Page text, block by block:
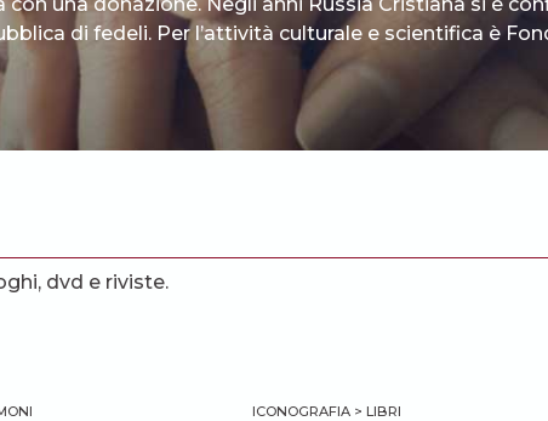
di fedeli. Per l’attività culturale e scientifica è
dvd e riviste.
ICONOGRAFIA > LIBRI